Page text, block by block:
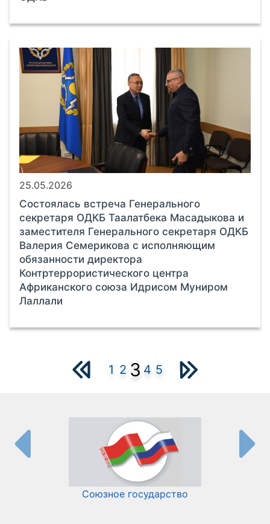
25.05.2026
Состоялась встреча Генерального
секретаря ОДКБ Таалатбека Масадыкова и
заместителя Генерального секретаря ОДКБ
Валерия Семерикова с исполняющим
обязанности директора
Контртеррористического центра
Африканского союза Идрисом Муниром
Лаллали
1 2 3 4 5
Союзное государство